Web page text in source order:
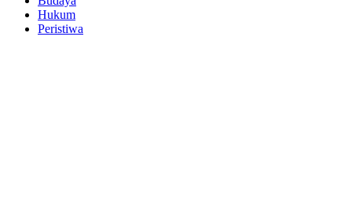
Hukum
Peristiwa